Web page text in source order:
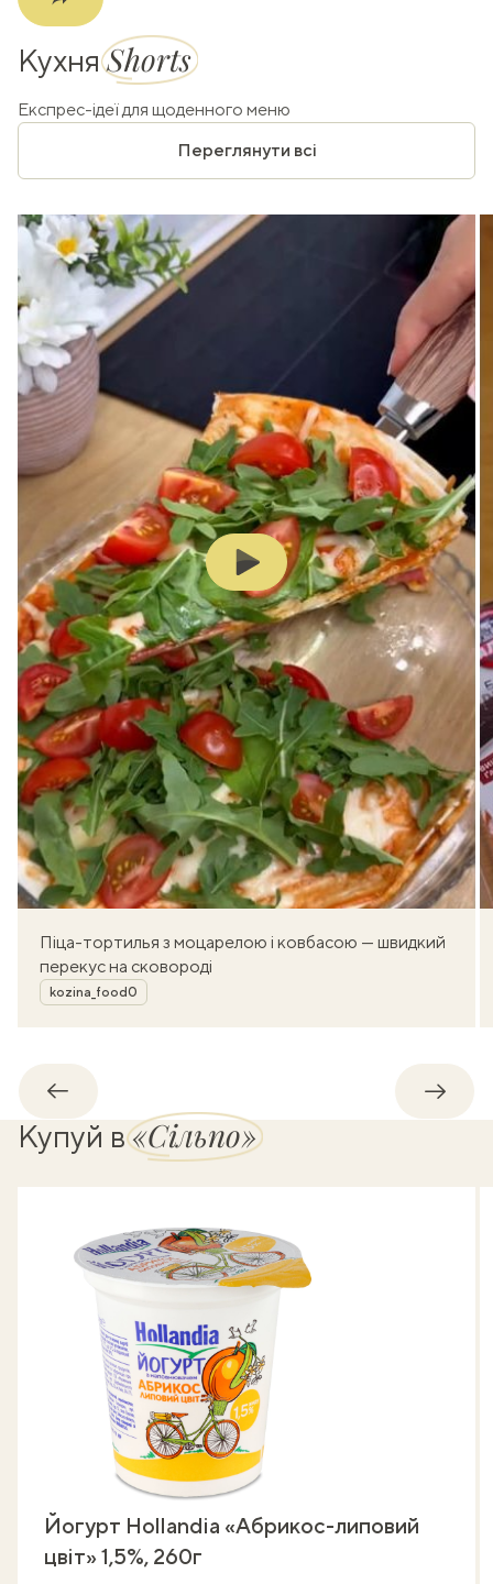
КухняShorts
Експрес-ідеї для щоденного меню
Переглянути всі
Play
Піца-тортилья з моцарелою і ковбасою — швидкий
перекус на сковороді
Автор
kozina_food0
Назад
Купуй в«Сільпо»
Йогурт Hollandia «Абрикос-липовий
цвіт» 1,5%, 260г